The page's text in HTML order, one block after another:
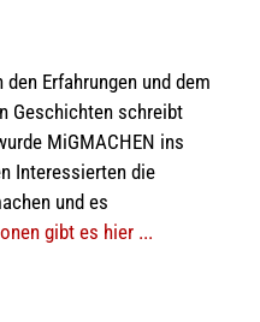
Erfahrungen und dem
Geschichten schreibt
MiGMACHEN ins
Interessierten die
und es
gibt es hier ...